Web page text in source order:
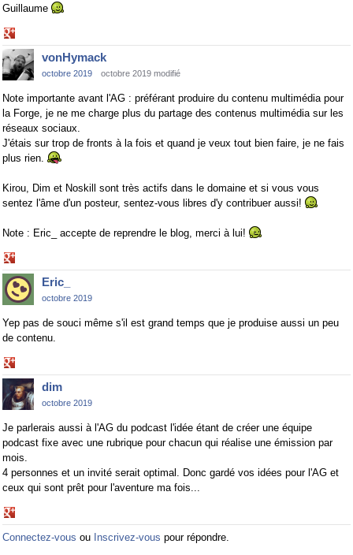
Guillaume
on
Google+vonHymack
octobre 2019 octobre 2019 modifié
Note importante avant l'AG : préférant produire du contenu multimédia pour
la Forge, je ne me charge plus du partage des contenus multimédia sur les
réseaux sociaux.
J'étais sur trop de fronts à la fois et quand je veux tout bien faire, je ne fais
plus rien.
Kirou, Dim et Noskill sont très actifs dans le domaine et si vous vous
sentez l'âme d'un posteur, sentez-vous libres d'y contribuer aussi!
Note : Eric_ accepte de reprendre le blog, merci à lui!
on
Google+Eric_
octobre 2019
Yep pas de souci même s'il est grand temps que je produise aussi un peu
de contenu.
on
Google+dim
octobre 2019
Je parlerais aussi à l'AG du podcast l'idée étant de créer une équipe
podcast fixe avec une rubrique pour chacun qui réalise une émission par
mois.
4 personnes et un invité serait optimal. Donc gardé vos idées pour l'AG et
ceux qui sont prêt pour l'aventure ma fois...
on
Google+
Connectez-vous ou Inscrivez-vous pour répondre.